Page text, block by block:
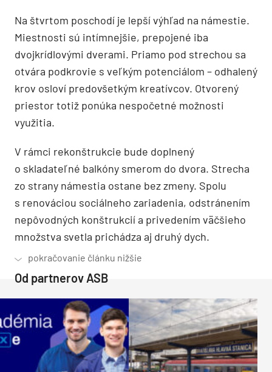
Na štvrtom poschodí je lepší výhľad na námestie.
Miestnosti sú intímnejšie, prepojené iba
dvojkrídlovými dverami. Priamo pod strechou sa
otvára podkrovie s veľkým potenciálom – odhalený
krov osloví predovšetkým kreatívcov. Otvorený
priestor totiž ponúka nespočetné možnosti
využitia.
V rámci rekonštrukcie bude doplnený
o skladateľné balkóny smerom do dvora. Strecha
zo strany námestia ostane bez zmeny. Spolu
s renováciou sociálneho zariadenia, odstránením
nepôvodných konštrukcií a privedením väčšieho
množstva svetla prichádza aj druhý dych.
Od partnerov ASB